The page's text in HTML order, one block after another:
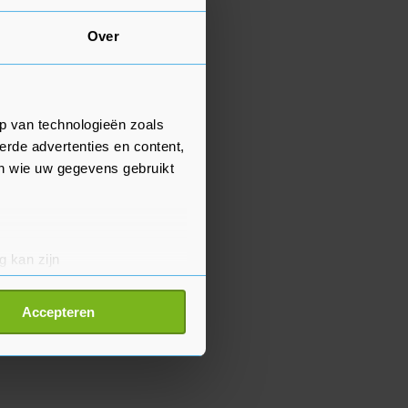
Over
van technologieën zoals
advertenties en content,
wie uw gegevens gebruikt
kan zijn
detailgedeelte
Accepteren